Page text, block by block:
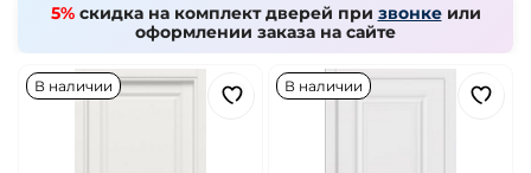
5% скидка на комплект дверей при звонкеили
оформлении заказа на сайте
В наличии В наличии